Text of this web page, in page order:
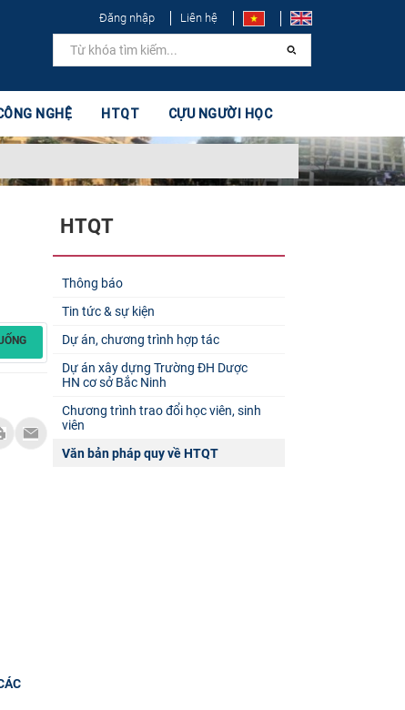
Đăng nhập Liên hệ
NGHỆ HTQT CỰU NGƯỜI HỌC
HTQT
Thông báo
Tin tức & sự kiện
Dự án, chương trình hợp tác
Dự án xây dựng Trường ĐH Dược
HN cơ sở Bắc Ninh
Chương trình trao đổi học viên, sinh
viên
Văn bản pháp quy về HTQT